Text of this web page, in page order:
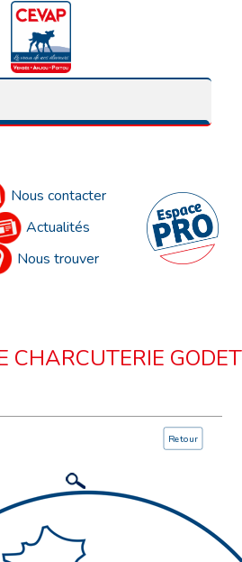
Nous contacter
Actualités
Nous trouver
CHARCUTERIE GODET
Retour